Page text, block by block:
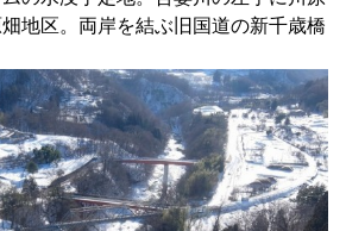
地区。両岸を結ぶ旧国道の新千歳橋